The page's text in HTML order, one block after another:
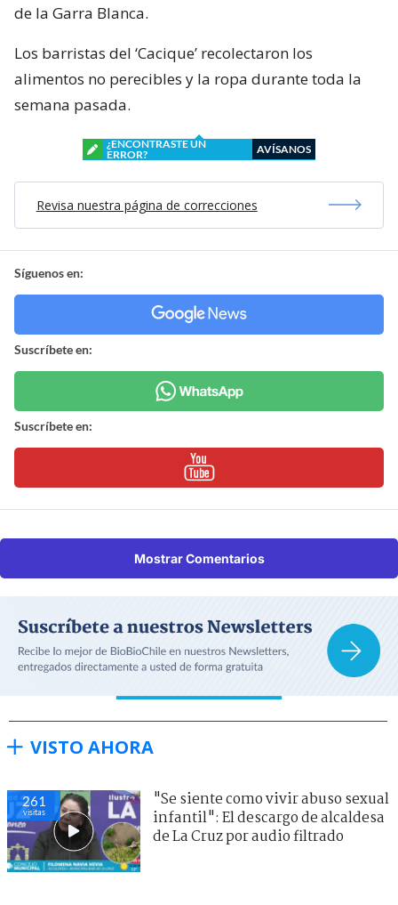
de la Garra Blanca.
Los barristas del ‘Cacique’ recolectaron los
alimentos no perecibles y la ropa durante toda la
semana pasada.
¿ENCONTRASTE UN
ERROR?
AVÍSANOS
Revisa nuestra página de correcciones
Síguenos en:
Suscríbete en:
Suscríbete en:
Mostrar Comentarios
VISTO AHORA
261
visitas
"Se siente como vivir abuso sexual
infantil": El descargo de alcaldesa
de La Cruz por audio filtrado